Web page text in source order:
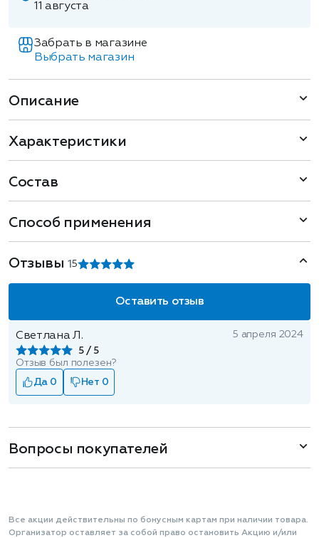
11 августа
Забрать в магазине
Выбрать магазин
Описание
Характеристики
Состав
Способ применения
Отзывы1 5
Оставить отзыв
Светлана Л.
5
5 апреля 2024
Отзыв был полезен?
Да 0
Нет 0
Вопросы покупателей
Все акции действительны по бонусным картам при наличии товара.
Организатор оставляет за собой право остановить Акцию и/или